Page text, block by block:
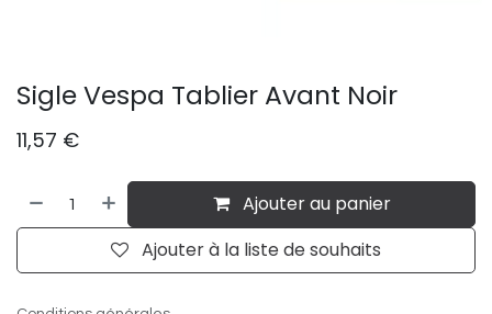
Sigle Vespa Tablier Avant Noir
11,57 €
Ajouter au panier
Ajouter à la liste de souhaits